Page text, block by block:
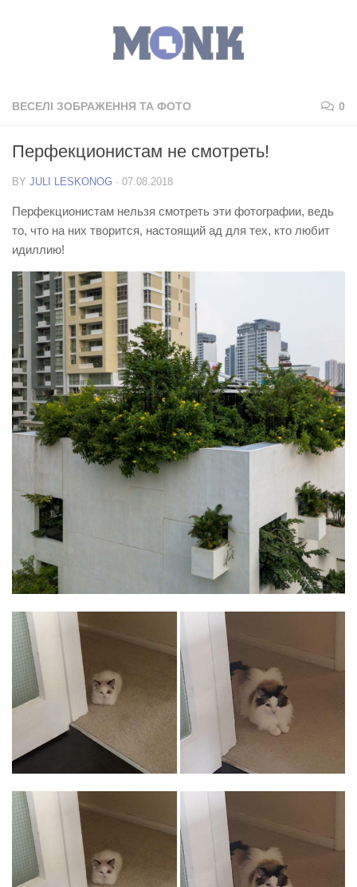
ВЕСЕЛІ ЗОБРАЖЕННЯ ТА ФОТО 0
Перфекционистам не смотреть!
BY JULI LESKONOG · 07.08.2018
Перфекционистам нельзя смотреть эти фотографии, ведь
то, что на них творится, настоящий ад для тех, кто любит
идиллию!